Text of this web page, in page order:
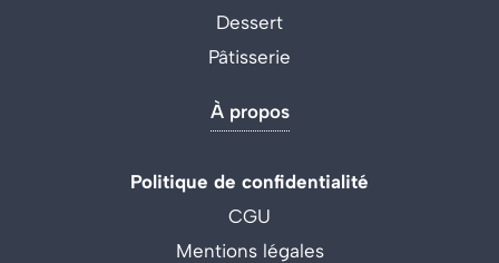
Dessert
Pâtisserie
À propos
Politique de confidentialité
CGU
Mentions légales